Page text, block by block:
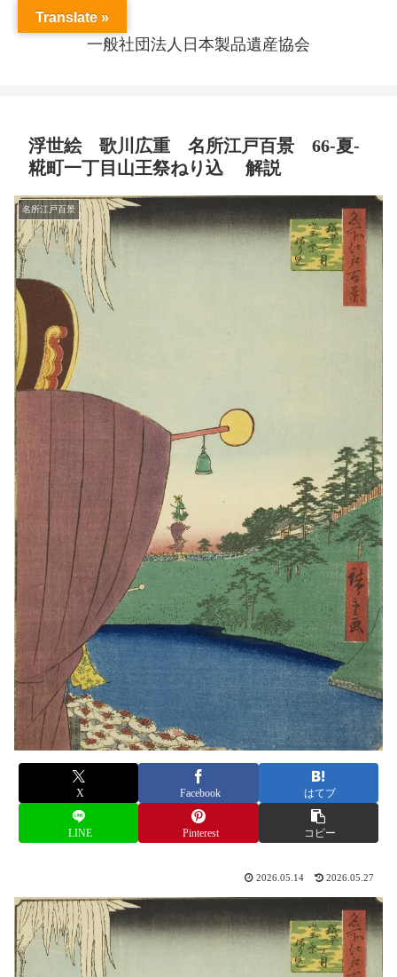
一般社団法人日本製品遺産協会
浮世絵 歌川広重 名所江戸百景 66-夏-
糀町一丁目山王祭ねり込 解説
名所江戸百景
X Facebook はてブ
LINE Pinterest コピー
2026.05.14 2026.05.27
Translate »